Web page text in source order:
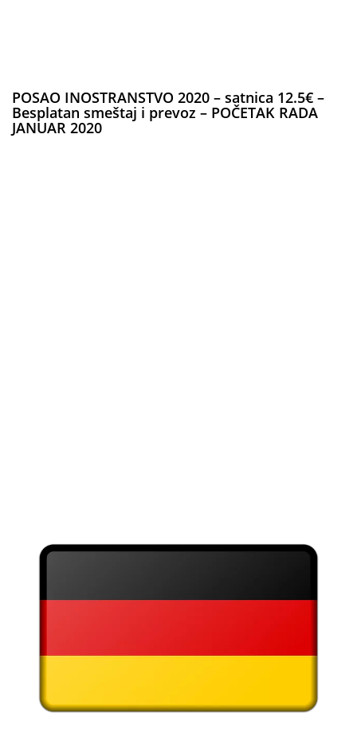
POSAO INOSTRANSTVO 2020 – satnica 12.5€ –
Besplatan smeštaj i prevoz – POČETAK RADA
JANUAR 2020